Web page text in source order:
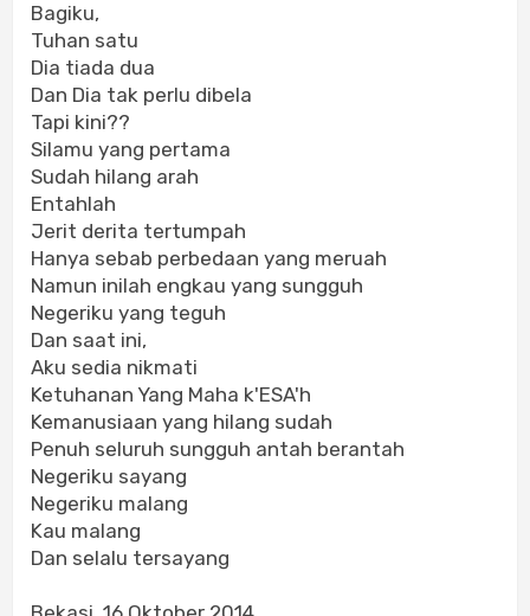
Bagiku,
Tuhan satu
Dia tiada dua
Dan Dia tak perlu dibela
Tapi kini??
Silamu yang pertama
Sudah hilang arah
Entahlah
Jerit derita tertumpah
Hanya sebab perbedaan yang meruah
Namun inilah engkau yang sungguh
Negeriku yang teguh
Dan saat ini,
Aku sedia nikmati
Ketuhanan Yang Maha k'ESA'h
Kemanusiaan yang hilang sudah
Penuh seluruh sungguh antah berantah
Negeriku sayang
Negeriku malang
Kau malang
Dan selalu tersayang